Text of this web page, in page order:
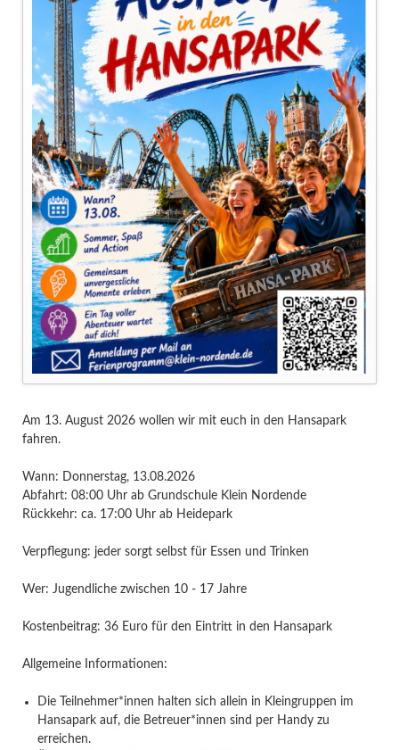
Am 13. August 2026 wollen wir mit euch in den Hansapark
fahren.
Wann: Donnerstag, 13.08.2026
Abfahrt: 08:00 Uhr ab Grundschule Klein Nordende
Rückkehr: ca. 17:00 Uhr ab Heidepark
Verpflegung: jeder sorgt selbst für Essen und Trinken
Wer: Jugendliche zwischen 10 - 17 Jahre
Kostenbeitrag: 36 Euro für den Eintritt in den Hansapark
Allgemeine Informationen:
Die Teilnehmer*innen halten sich allein in Kleingruppen im
Hansapark auf, die Betreuer*innen sind per Handy zu
erreichen.